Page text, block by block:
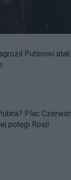
Putinowi
Plac
potęgi Rosji